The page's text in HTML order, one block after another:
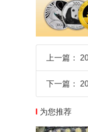
上一篇：
下一篇：
为您推荐